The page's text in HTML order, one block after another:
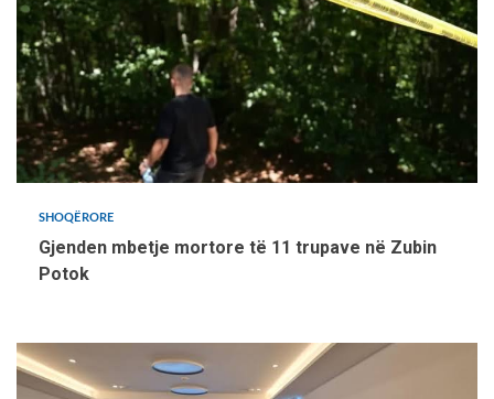
SHOQËRORE
Gjenden mbetje mortore të 11 trupave në Zubin
Potok